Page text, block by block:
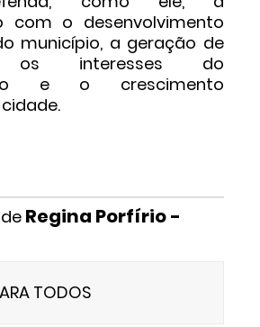
com o desenvolvimento
município, a geração de
os interesses do
e o crescimento
cidade.
Regina Porfírio -
TODOS